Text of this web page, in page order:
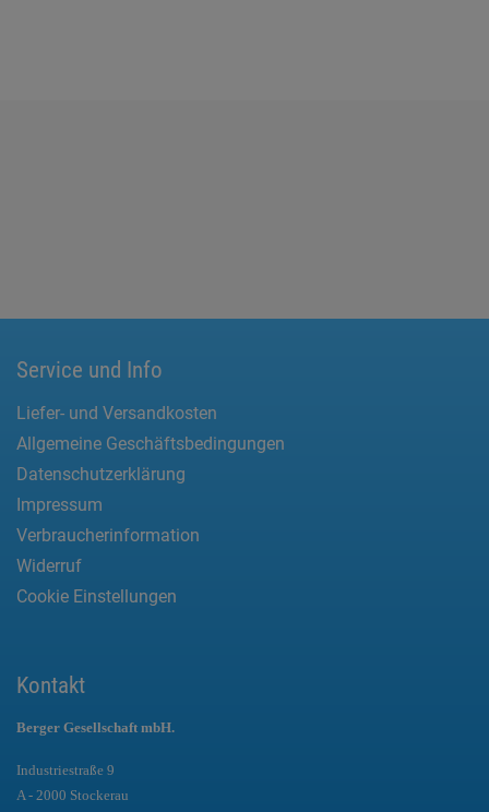
Service und Info
Liefer- und Versandkosten
Allgemeine Geschäftsbedingungen
Datenschutzerklärung
Impressum
Verbraucherinformation
Widerruf
Cookie Einstellungen
Kontakt
Berger Gesellschaft mbH.
Industriestraße 9
A - 2000 Stockerau